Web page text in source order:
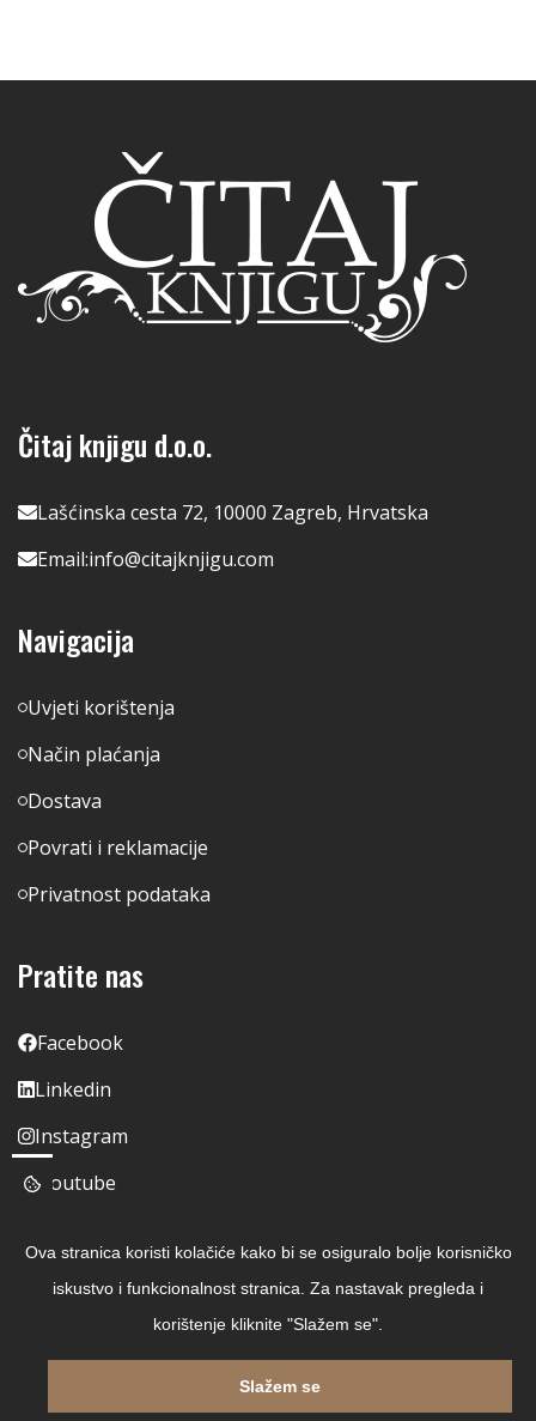
Čitaj knjigu d.o.o.
Lašćinska cesta 72, 10000 Zagreb, Hrvatska
Email:info@citajknjigu.com
Navigacija
Uvjeti korištenja
Način plaćanja
Dostava
Povrati i reklamacije
Privatnost podataka
Pratite nas
Facebook
Linkedin
Instagram
Youtube
Ova stranica koristi kolačiće kako bi se osiguralo bolje korisničko
iskustvo i funkcionalnost stranica. Za nastavak pregleda i
korištenje kliknite "Slažem se".
Slažem se